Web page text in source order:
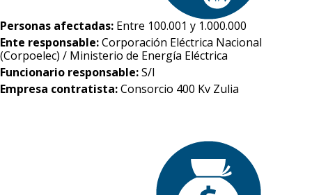
Personas afectadas: Entre 100.001 y 1.000.000
Ente responsable:Corporación Eléctrica Nacional
(Corpoelec) / Ministerio de Energía Eléctrica
Funcionario responsable:S/I
Empresa contratista:Consorcio 400 Kv Zulia